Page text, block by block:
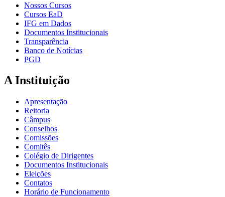
Nossos Cursos
Cursos EaD
IFG em Dados
Documentos Institucionais
Transparência
Banco de Notícias
PGD
A Instituição
Apresentação
Reitoria
Câmpus
Conselhos
Comissões
Comitês
Colégio de Dirigentes
Documentos Institucionais
Eleições
Contatos
Horário de Funcionamento